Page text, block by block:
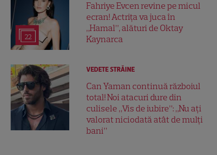
22
Fahriye Evcen revine pe micul
ecran! Actrița va juca în
„Hamal”, alături de Oktay
Kaynarca
VEDETE STRĂINE
Can Yaman continuă războiul
total! Noi atacuri dure din
culisele „Vis de iubire”: „Nu ați
valorat niciodată atât de mulți
bani”